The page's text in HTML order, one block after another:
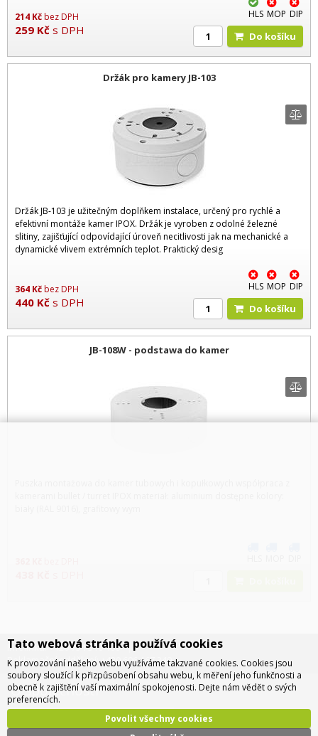
214 Kčbez DPH
259 Kč s DPH
HLS MOP DIP
Do košíku
Držák pro kamery JB-103
Držák JB-103 je užitečným doplňkem instalace, určený pro rychlé a
efektivní montáže kamer IPOX. Držák je vyroben z odolné železné
slitiny, zajišťující odpovídající úroveň necitlivosti jak na mechanické a
dynamické vlivem extrémních teplot. Praktický desig
364 Kčbez DPH
440 Kč s DPH
HLS MOP DIP
Do košíku
JB-108W - podstawa do kamer
Infolinka: +420 734 310 460
Reklamační oddělení: +420 606 167 349
O společnosti
Tato webová stránka používá cookies
K provozování našeho webu využíváme takzvané cookies. Cookies jsou
soubory sloužící k přizpůsobení obsahu webu, k měření jeho funkčnosti a
obecně k zajištění vaší maximální spokojenosti. Dejte nám vědět o svých
preferencích.
Povolit všechny cookies